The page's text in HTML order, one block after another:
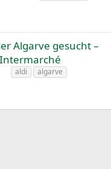
Algarve gesucht –
aldi
algarve